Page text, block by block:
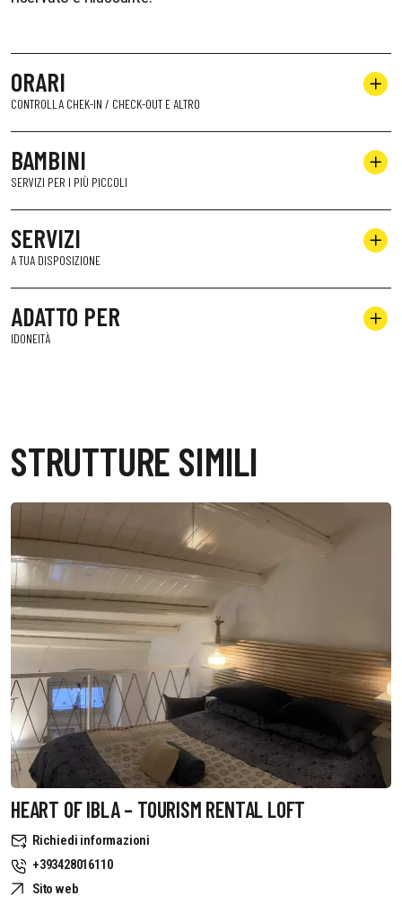
ORARI
CONTROLLA CHEK-IN / CHECK-OUT E ALTRO
BAMBINI
SERVIZI PER I PIÙ PICCOLI
SERVIZI
A TUA DISPOSIZIONE
ADATTO PER
IDONEITÀ
STRUTTURE SIMILI
HEART OF IBLA – TOURISM RENTAL LOFT
Richiedi informazioni
+393428016110
Sito web